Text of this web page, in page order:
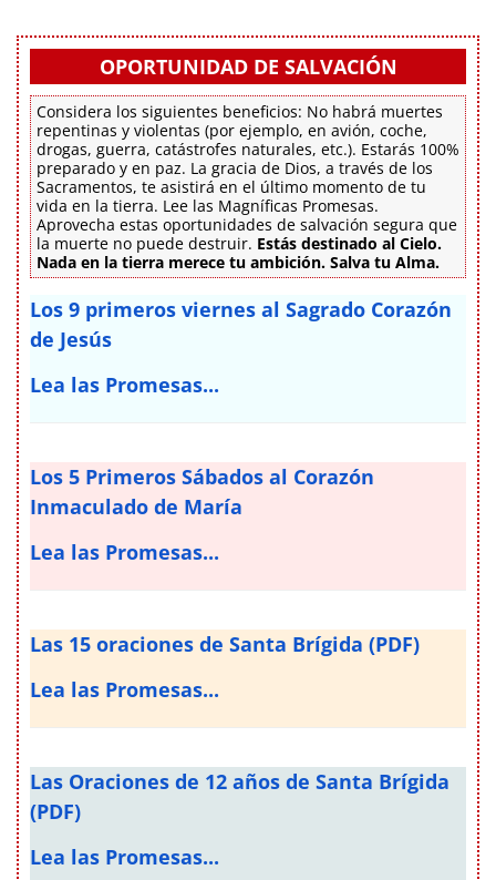
OPORTUNIDAD DE SALVACIÓN
Considera los siguientes beneficios: No habrá muertes
repentinas y violentas (por ejemplo, en avión, coche,
drogas, guerra, catástrofes naturales, etc.). Estarás 100%
preparado y en paz. La gracia de Dios, a través de los
Sacramentos, te asistirá en el último momento de tu
vida en la tierra. Lee las Magníficas Promesas.
Aprovecha estas oportunidades de salvación segura que
la muerte no puede destruir. Estás destinado al Cielo.
Nada en la tierra merece tu ambición. Salva tu Alma.
Los 9 primeros viernes al Sagrado Corazón
de Jesús
Lea las Promesas...
Los 5 Primeros Sábados al Corazón
Inmaculado de María
Lea las Promesas...
Las 15 oraciones de Santa Brígida (PDF)
Lea las Promesas...
Las Oraciones de 12 años de Santa Brígida
(PDF)
Lea las Promesas...